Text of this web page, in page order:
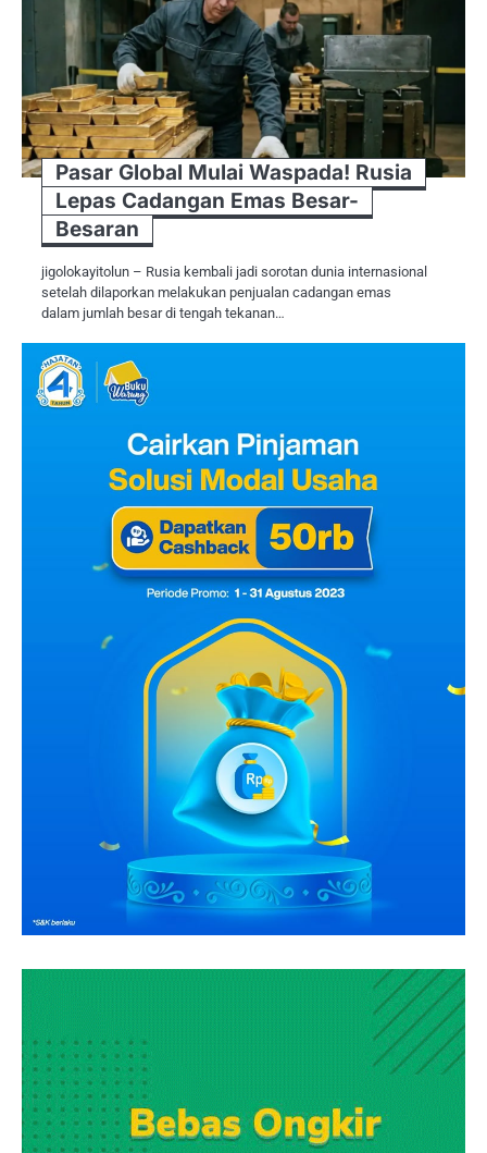
Pasar Global Mulai Waspada! Rusia
Lepas Cadangan Emas Besar-
Besaran
jigolokayitolun – Rusia kembali jadi sorotan dunia internasional
setelah dilaporkan melakukan penjualan cadangan emas
dalam jumlah besar di tengah tekanan…